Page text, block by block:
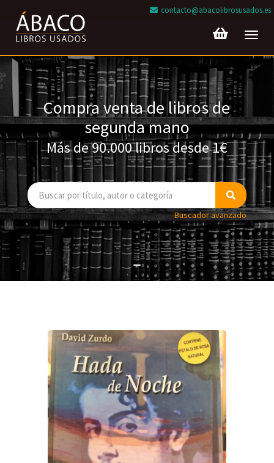
contacto@abacolibrosusados.es
Compra venta de libros de
segunda mano
Más de 90.000 libros desde 1€
Buscador avanzado